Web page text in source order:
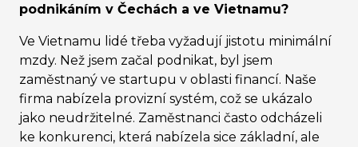
podnikáním v Čechách a ve Vietnamu?
Ve Vietnamu lidé třeba vyžadují jistotu minimální
mzdy. Než jsem začal podnikat, byl jsem
zaměstnaný ve startupu v oblasti financí. Naše
firma nabízela provizní systém, což se ukázalo
jako neudržitelné. Zaměstnanci často odcházeli
ke konkurenci, která nabízela sice základní, ale